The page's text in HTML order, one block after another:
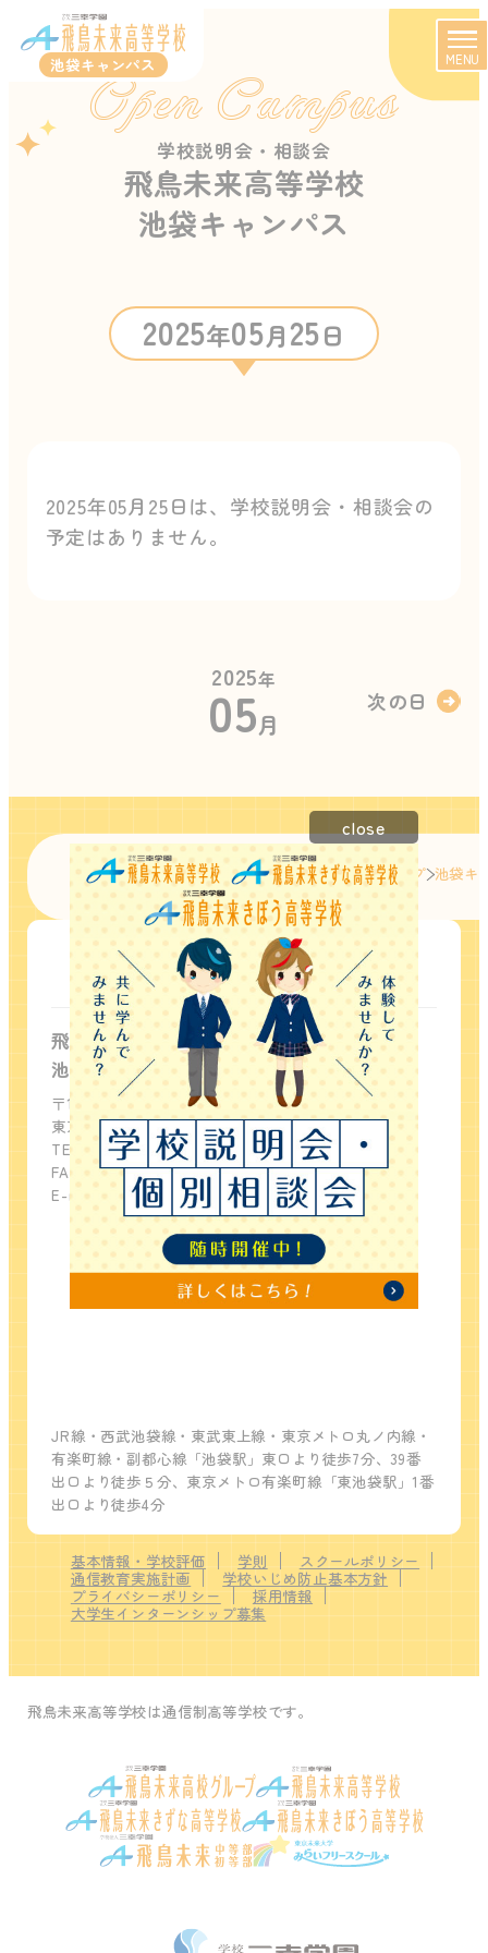
池袋キャンパス MENU
Open Campus
学校説明会・相談会
飛鳥未来高等学校
池袋キャンパス
2025年05月25日
2025年05月25日は、学校説明会・相談会の
予定はありません。
2025年
05月
次の日
グループTOP 飛鳥未来高等学校 総合トップ 池袋キ
池袋キャンパス
飛鳥未来高等学校
池袋キャンパス
〒171-0022
東京都豊島区南池袋2-31-2
TEL：03-5979-8388
FAX：03-3982-1135
E-mail：info-tokyo-asuka@sanko.ac.jp
JR線・西武池袋線・東武東上線・東京メトロ丸ノ内線・
有楽町線・副都心線「池袋駅」東口より徒歩7分、39番
出口より徒歩５分、東京メトロ有楽町線「東池袋駅」1番
出口より徒歩4分
基本情報・学校評価 学則
スクールポリシー
通信教育実施計画
学校いじめ防止基本方針
プライバシーポリシー
採用情報
大学生インターンシップ募集
飛鳥未来高等学校は通信制高等学校です。
close